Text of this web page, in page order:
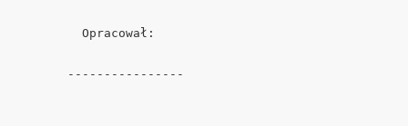
Opracował:
----------------